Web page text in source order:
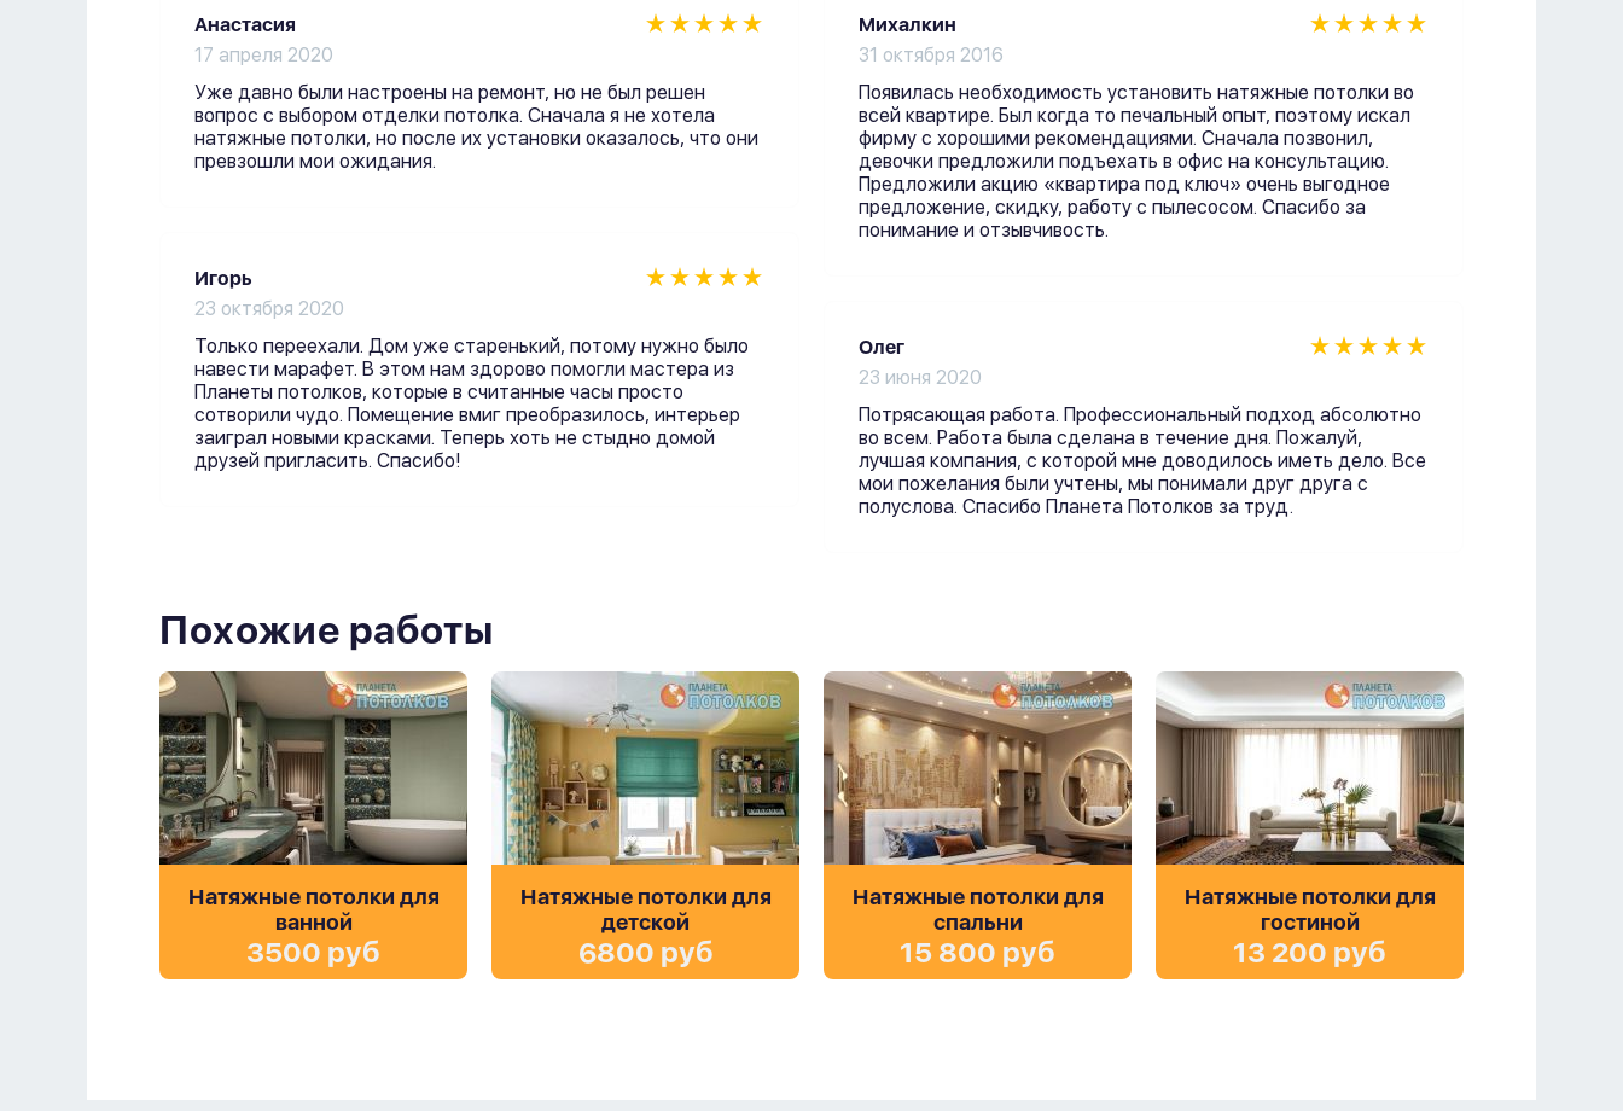
Анастасия
17 апреля 2020
Уже давно были настроены на ремонт, но не был решен
вопрос с выбором отделки потолка. Сначала я не хотела
натяжные потолки, но после их установки оказалось, что они
превзошли мои ожидания.
Игорь
23 октября 2020
Только переехали. Дом уже старенький, потому нужно было
навести марафет. В этом нам здорово помогли мастера из
Планеты потолков, которые в считанные часы просто
сотворили чудо. Помещение вмиг преобразилось, интерьер
заиграл новыми красками. Теперь хоть не стыдно домой
друзей пригласить. Спасибо!
Михалкин
31 октября 2016
Появилась необходимость установить натяжные потолки во
всей квартире. Был когда то печальный опыт, поэтому искал
фирму с хорошими рекомендациями. Сначала позвонил,
девочки предложили подъехать в офис на консультацию.
Предложили акцию «квартира под ключ» очень выгодное
предложение, скидку, работу с пылесосом. Спасибо за
понимание и отзывчивость.
Олег
23 июня 2020
Потрясающая работа. Профессиональный подход абсолютно
во всем. Работа была сделана в течение дня. Пожалуй,
лучшая компания, с которой мне доводилось иметь дело. Все
мои пожелания были учтены, мы понимали друг друга с
полуслова. Спасибо Планета Потолков за труд.
Похожие работы
Натяжные потолки для
ванной
3500 руб
Натяжные потолки для
детской
6800 руб
Натяжные потолки для
спальни
15 800 руб
Натяжные потолки для
гостиной
13 200 руб